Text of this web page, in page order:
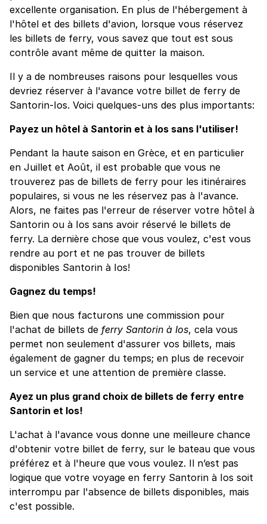
excellente organisation. En plus de l'hébergement à
l'hôtel et des billets d'avion, lorsque vous réservez
les billets de ferry, vous savez que tout est sous
contrôle avant même de quitter la maison.
Il y a de nombreuses raisons pour lesquelles vous
devriez réserver à l'avance votre billet de ferry de
Santorin-Ios. Voici quelques-uns des plus importants:
Payez un hôtel à Santorin et à Ios sans l'utiliser!
Pendant la haute saison en Grèce, et en particulier
en Juillet et Août, il est probable que vous ne
trouverez pas de billets de ferry pour les itinéraires
populaires, si vous ne les réservez pas à l'avance.
Alors, ne faites pas l'erreur de réserver votre hôtel à
Santorin ou à Ios sans avoir réservé le billets de
ferry. La dernière chose que vous voulez, c'est vous
rendre au port et ne pas trouver de billets
disponibles Santorin à Ios!
Gagnez du temps!
Bien que nous facturons une commission pour
l'achat de billets de ferry Santorin à Ios, cela vous
permet non seulement d'assurer vos billets, mais
également de gagner du temps; en plus de recevoir
un service et une attention de première classe.
Ayez un plus grand choix de billets de ferry entre
Santorin et Ios!
L'achat à l'avance vous donne une meilleure chance
d'obtenir votre billet de ferry, sur le bateau que vous
préférez et à l'heure que vous voulez. Il n’est pas
logique que votre voyage en ferry Santorin à Ios soit
interrompu par l'absence de billets disponibles, mais
c'est possible.